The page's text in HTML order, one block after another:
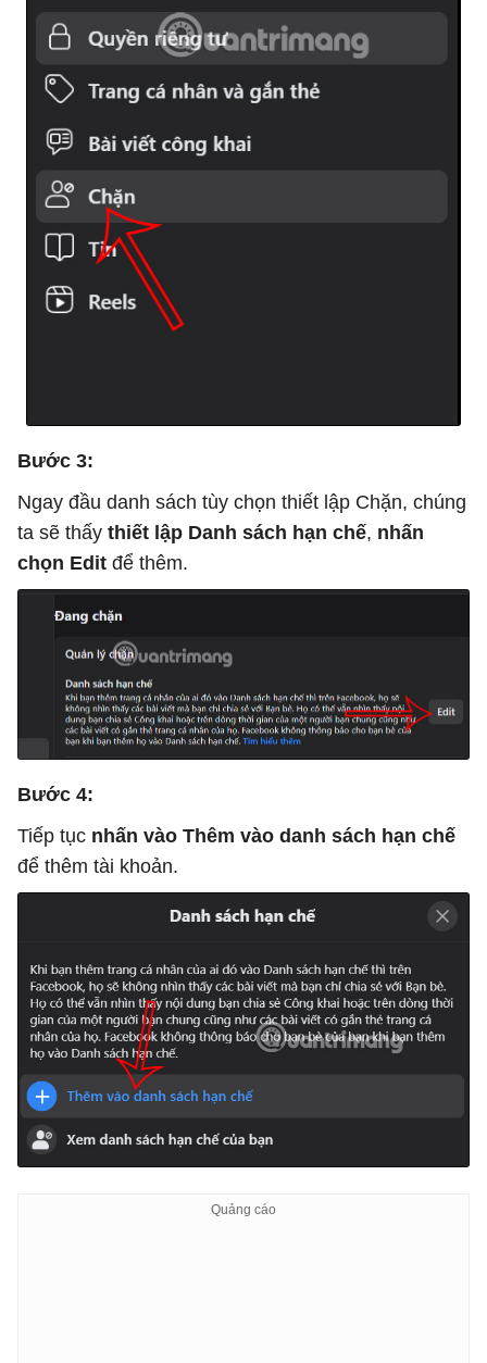
Bước 3:
Ngay đầu danh sách tùy chọn thiết lập Chặn, chúng
ta sẽ thấy thiết lập Danh sách hạn chế, nhấn
chọn Edit để thêm.
Bước 4:
Tiếp tục nhấn vào Thêm vào danh sách hạn chế
để thêm tài khoản.